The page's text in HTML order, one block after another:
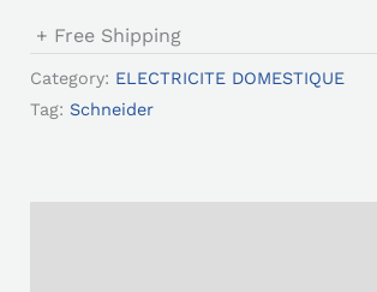
+ Free Shipping
Category: ELECTRICITE DOMESTIQUE
Tag: Schneider